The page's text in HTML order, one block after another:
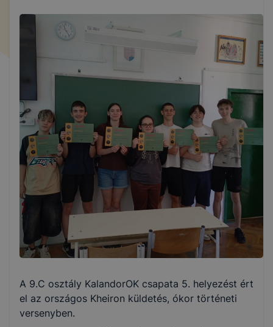
A 9.C osztály KalandorOK csapata 5. helyezést ért
el az országos Kheiron küldetés, ókor történeti
versenyben.